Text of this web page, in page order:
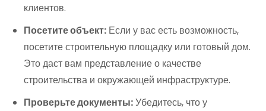
клиентов.
Посетите объект: Если у вас есть возможность,
посетите строительную площадку или готовый дом.
Это даст вам представление о качестве
строительства и окружающей инфраструктуре.
Проверьте документы:Убедитесь, что у